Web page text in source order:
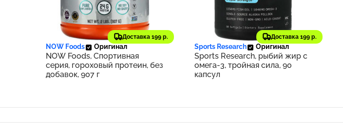
Доставка 199 р.
3 437 ₽ 344
NOW Foods Оригинал
NOW Foods, Спортивная
серия, гороховый протеин, без
добавок, 907 г
Доставка 199 р.
3 281 ₽ 328
Sports Research Оригинал
Sports Research, рыбий жир с
омега-3, тройная сила, 90
капсул